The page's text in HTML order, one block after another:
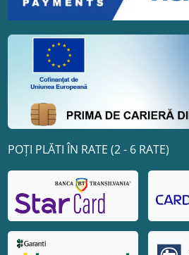
POȚI PLĂTI ÎN RATE (2 - 6 RATE)